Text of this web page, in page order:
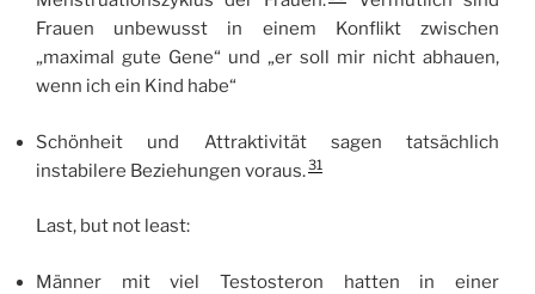
Frauen unbewusst in einem Konflikt zwischen
„maximal gute Gene“ und „er soll mir nicht abhauen,
wenn ich ein Kind habe“
Schönheit und Attraktivität sagen tatsächlich
instabilere Beziehungen voraus.31
Last, but not least:
Männer mit viel Testosteron hatten in einer